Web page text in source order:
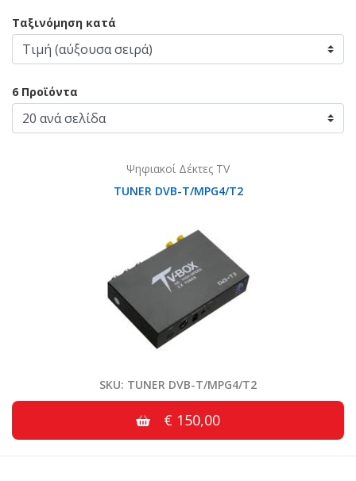
Ταξινόμηση κατά
6 Προϊόντα
Ψηφιακοί Δέκτες TV
TUNER DVB-T/MPG4/T2
SKU: TUNER DVB-T/MPG4/T2
€ 150,00